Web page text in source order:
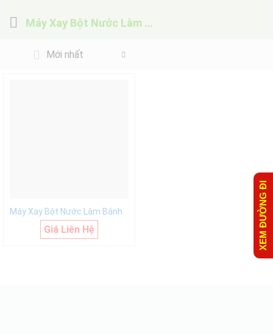
Máy Xay Bột Nước Làm Bánh
Mới nhất
Máy Xay Bột Nước Làm Bánh
Giá Liên Hệ XEM ĐƯỜNG ĐI